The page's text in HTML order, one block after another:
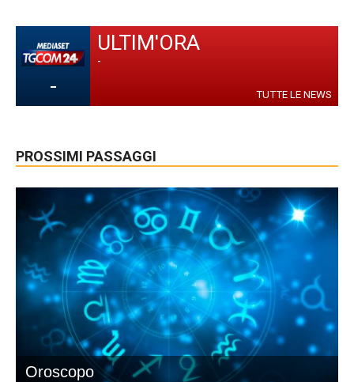
-
ULTIM'ORA
-
TUTTE LE NEWS
PROSSIMI PASSAGGI
Oroscopo